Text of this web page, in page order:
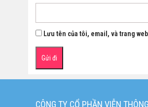
Lưu tên của tôi, email, và trang
CÔNG TY CỔ PHẦN VIỄN